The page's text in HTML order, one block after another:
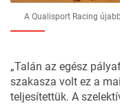
A Qualisport Racing
„Talán az egész
szakasza volt ez a
teljesítettük. A